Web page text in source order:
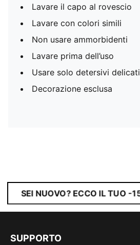
Lavare il capo al rovescio
Lavare con colori simili
Non usare ammorbidenti
Lavare prima dell’uso
Usare solo detersivi delicati
Decorazione esclusa
SEI NUOVO? ECCO IL TUO -
SUPPORTO